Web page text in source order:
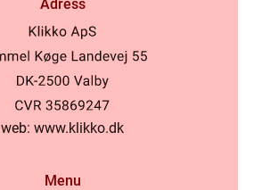
Adress
web: www.klikko.dk
Menu